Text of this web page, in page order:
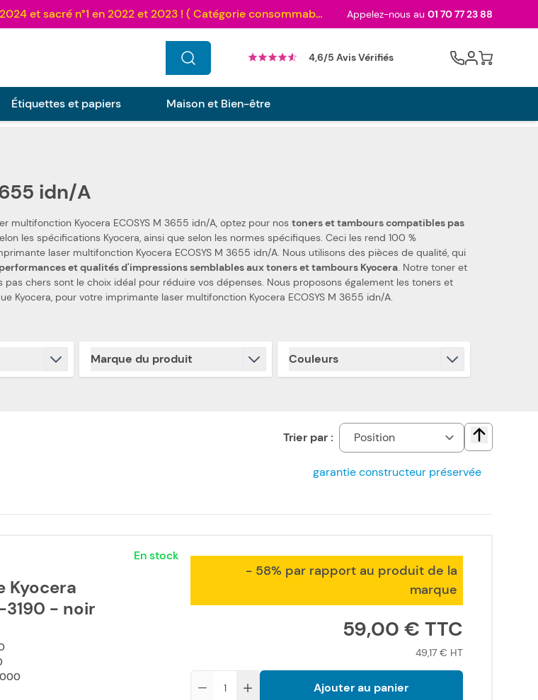
Au palmarès des meilleurs sites en 2024 et sacré n°1 en 2022 et 2023 ! ( Catégorie consommables) Appelez-nous au 01 70 77 23 88
4,6/5 Avis Vérifiés Cart
Étiquettes et papiers Maison et Bien-être
idn/A
multifonction Kyocera ECOSYS M 3655 idn/A, optez pour nos toners et tambours compatibles pas
multifonction Kyocera ECOSYS M 3655 idn/A. Nous utilisons des pièces de qualité, qui
performances et qualités d'impressions semblables aux toners et tambours Kyocera. Notre toner et
chers sont le choix idéal pour réduire vos dépenses. Nous proposons également les toners et
Kyocera, pour votre imprimante laser multifonction Kyocera ECOSYS M 3655 idn/A.
Marque du produit
filter
Couleurs
filter
Trier par : Change
garantie constructeur préservée
En stock
Kyocera
3190 - noir
- 58% par rapport au produit de la
marque
59,00 €
49,17 €
Ajouter au panier